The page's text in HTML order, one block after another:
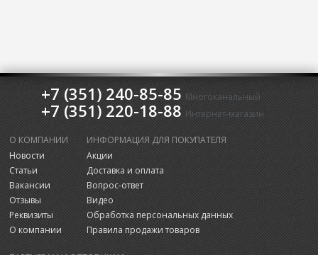
+7 (351) 240-85-85 Многоканальный
+7 (351) 220-18-88 Интернет-магазин
О КОМПАНИИ
Новости
Статьи
Вакансии
Отзывы
Реквизиты
О компании
ИНФОРМАЦИЯ ДЛЯ ПОКУПАТЕЛЯ
Акции
Доставка и оплата
Вопрос-ответ
Видео
Обработка персональных данных
Правила продажи товаров